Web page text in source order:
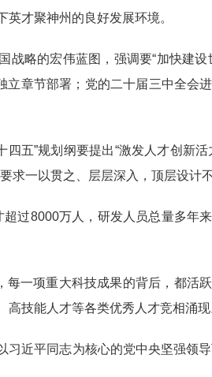
才聚神州的良好发展环境。
的宏伟蓝图，强调要“加快建设
立章节部署；党的二十届三中全会
五”规划纲要提出“激发人才创新活
求一以贯之、层层深入，顶层设计
8000万人，研发人员总量多年来
一项重大科技成果的背后，都活
技能人才等各类优秀人才竞相涌现
平同志为核心的党中央坚强领导